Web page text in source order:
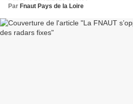
Par Fnaut Pays de la Loire